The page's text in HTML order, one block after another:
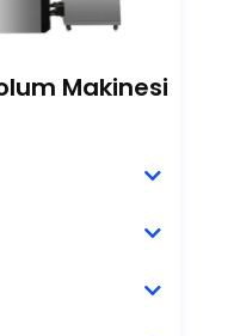
Makinesi